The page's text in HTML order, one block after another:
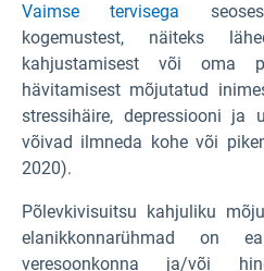
Vaimse tervisega
kogemustest, näiteks
kahjustamisest või oma
hävitamisest mõjutatud
stressihäire, depressiooni ja
võivad ilmneda kohe või
2020).
Põlevkivisuitsu kahjuliku
elanikkonnarühmad on
veresoonkonna ja/või